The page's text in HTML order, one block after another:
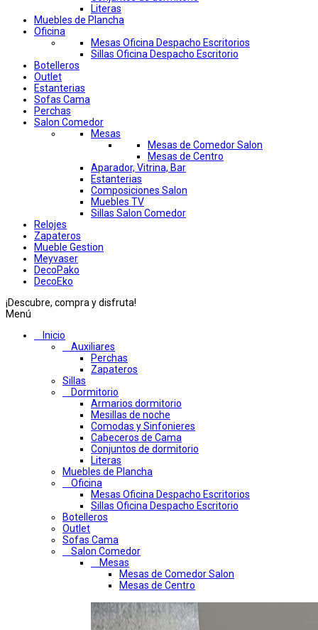
Literas
Muebles de Plancha
Oficina
Mesas Oficina Despacho Escritorios
Sillas Oficina Despacho Escritorio
Botelleros
Outlet
Estanterias
Sofas Cama
Perchas
Salon Comedor
Mesas
Mesas de Comedor Salon
Mesas de Centro
Aparador, Vitrina, Bar
Estanterias
Composiciones Salon
Muebles TV
Sillas Salon Comedor
Relojes
Zapateros
Mueble Gestion
Meyvaser
DecoPako
DecoEko
¡Descubre, compra y disfruta!
Menú
Inicio
Auxiliares
Perchas
Zapateros
Sillas
Dormitorio
Armarios dormitorio
Mesillas de noche
Comodas y Sinfonieres
Cabeceros de Cama
Conjuntos de dormitorio
Literas
Muebles de Plancha
Oficina
Mesas Oficina Despacho Escritorios
Sillas Oficina Despacho Escritorio
Botelleros
Outlet
Sofas Cama
Salon Comedor
Mesas
Mesas de Comedor Salon
Mesas de Centro